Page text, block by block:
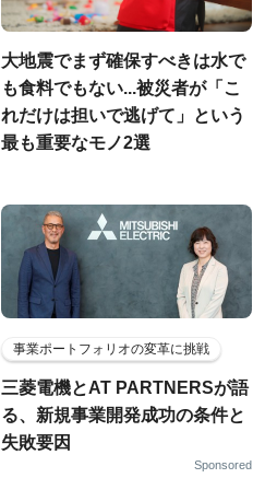
大地震でまず確保すべきは水で
も食料でもない...被災者が「こ
れだけは担いで逃げて」という
最も重要なモノ2選
事業ポートフォリオの変革に挑戦
三菱電機とAT PARTNERSが語
る、新規事業開発成功の条件と
失敗要因
Sponsored